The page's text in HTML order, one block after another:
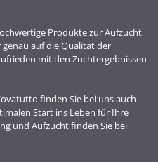
Produkte zur Aufzucht
auf die Qualität der
mit den Zuchtergebnissen
finden Sie bei uns auch
Start ins Leben für Ihre
und Aufzucht finden Sie bei